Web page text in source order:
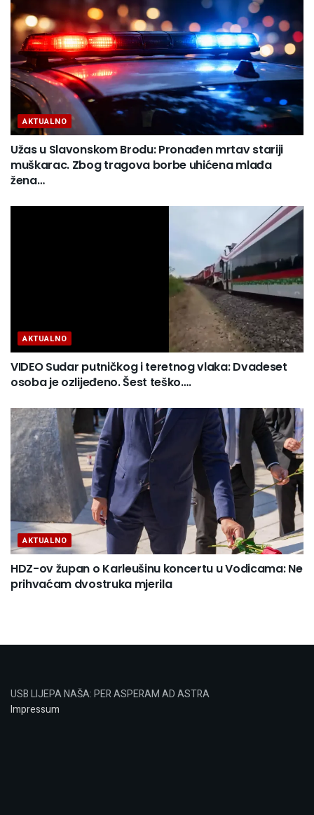
AKTUALNO
Užas u Slavonskom Brodu: Pronađen mrtav stariji
muškarac. Zbog tragova borbe uhićena mlađa
žena…
AKTUALNO
VIDEO Sudar putničkog i teretnog vlaka: Dvadeset
osoba je ozlijeđeno. Šest teško….
AKTUALNO
HDZ-ov župan o Karleušinu koncertu u Vodicama: Ne
prihvaćam dvostruka mjerila
USB LIJEPA NAŠA: PER ASPERAM AD ASTRA
Impressum